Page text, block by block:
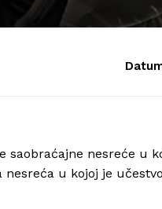
saobraćajne nesreće u
u kojoj je